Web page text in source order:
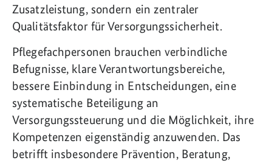
Zusatzleistung, sondern ein zentraler
Qualitätsfaktor für Versorgungssicherheit.
Pflegefachpersonen brauchen verbindliche
Befugnisse, klare Verantwortungsbereiche,
bessere Einbindung in Entscheidungen, eine
systematische Beteiligung an
Versorgungssteuerung und die Möglichkeit, ihre
Kompetenzen eigenständig anzuwenden. Das
betrifft insbesondere Prävention, Beratung,